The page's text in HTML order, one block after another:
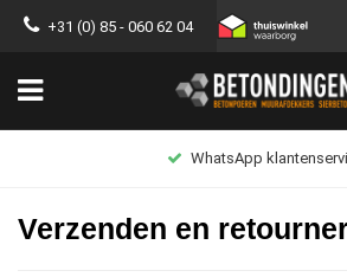
+31 (0) 85 - 060 62 04
WhatsApp
Verzenden en